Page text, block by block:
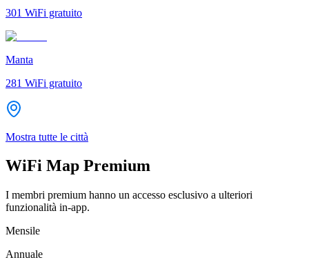
301 WiFi gratuito
Manta
281 WiFi gratuito
Mostra tutte le città
WiFi Map Premium
I membri premium hanno un accesso esclusivo a ulteriori
funzionalità in-app.
Mensile
Annuale